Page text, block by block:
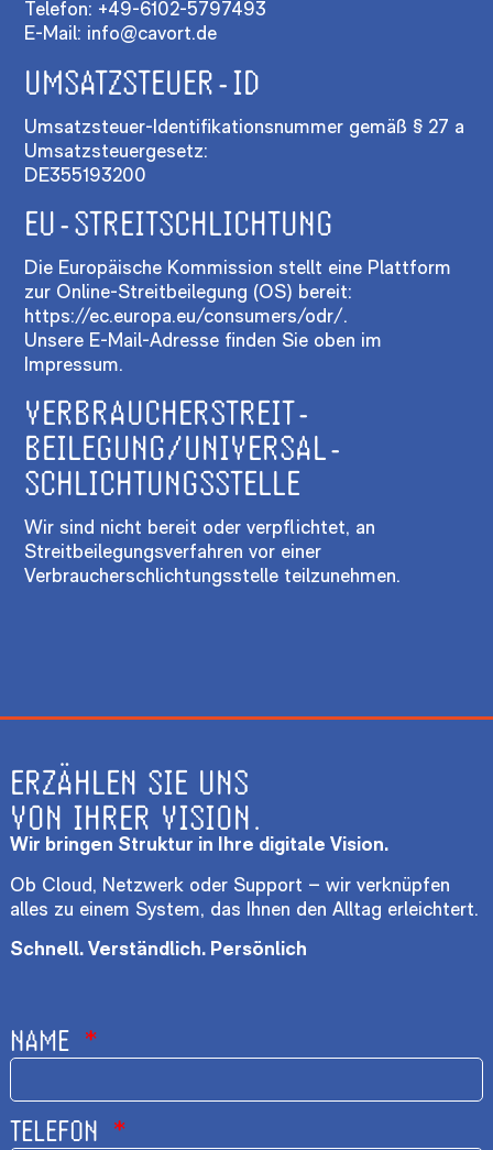
Telefon: +49-6102-5797493
E-Mail: info@cavort.de
UMSATZSTEUER-ID
Umsatzsteuer-Identifikationsnummer gemäß § 27 a
Umsatzsteuergesetz:
DE355193200
EU-STREITSCHLICHTUNG
Die Europäische Kommission stellt eine Plattform
zur Online-Streitbeilegung (OS) bereit:
https://ec.europa.eu/consumers/odr/.
Unsere E-Mail-Adresse finden Sie oben im
Impressum.
VERBRAUCHER­STREIT­
BEILEGUNG/UNIVERSAL­
SCHLICHTUNGS­STELLE
Wir sind nicht bereit oder verpflichtet, an
Streitbeilegungsverfahren vor einer
Verbraucherschlichtungsstelle teilzunehmen.
ERZÄHLEN SIE UNS
VON IHRER VISION.​
Wir bringen Struktur in Ihre digitale Vision.
Ob Cloud, Netzwerk oder Support – wir verknüpfen
alles zu einem System, das Ihnen den Alltag erleichtert.
Schnell. Verständlich. Persönlich
NAME
TELEFON